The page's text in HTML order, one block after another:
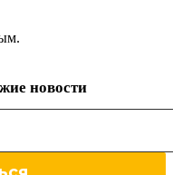
новости